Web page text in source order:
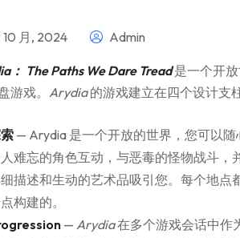
10 月, 2024 Admin
： The Paths We Dare Tread是一个开放
游戏。 Arydia的游戏建立在四个设计支
— Arydia 是一个开放的世界，您可以
难忘的角色互动，与恶毒的怪物战斗
描述和生动的艺术品吸引您。每个地
构建的。
— Arydia在多个游戏会话中作